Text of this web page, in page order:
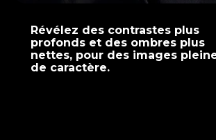
Révélez des contrastes plus
profonds et des ombres plus
nettes, pour des images
de caractère.